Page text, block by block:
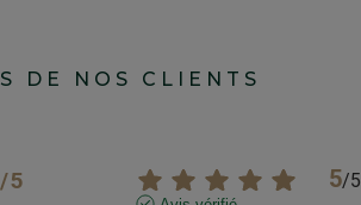
DE NOS CLIENTS
/5 5/5